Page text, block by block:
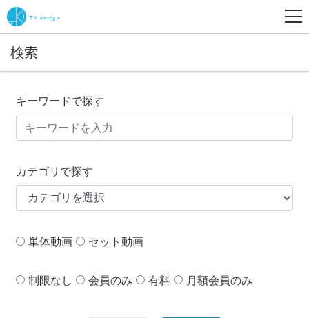
検索
キーワードで探す
カテゴリで探す
単体動画 セット動画
制限なし 会員のみ 有料 月額会員のみ